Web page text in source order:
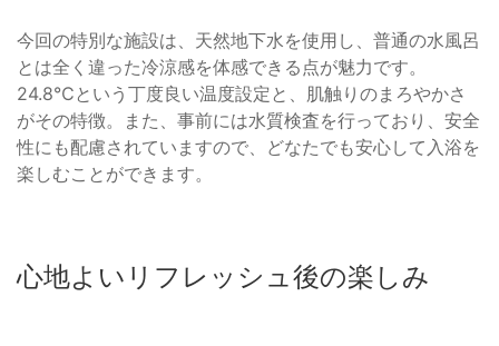
今回の特別な施設は、天然地下水を使用し、普通の水風呂
とは全く違った冷涼感を体感できる点が魅力です。
24.8℃という丁度良い温度設定と、肌触りのまろやかさ
がその特徴。また、事前には水質検査を行っており、安全
性にも配慮されていますので、どなたでも安心して入浴を
楽しむことができます。
心地よいリフレッシュ後の楽しみ